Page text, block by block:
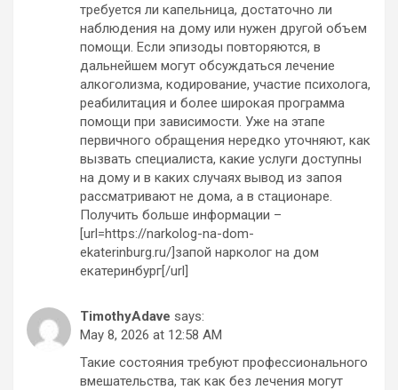
требуется ли капельница, достаточно ли
наблюдения на дому или нужен другой объем
помощи. Если эпизоды повторяются, в
дальнейшем могут обсуждаться лечение
алкоголизма, кодирование, участие психолога,
реабилитация и более широкая программа
помощи при зависимости. Уже на этапе
первичного обращения нередко уточняют, как
вызвать специалиста, какие услуги доступны
на дому и в каких случаях вывод из запоя
рассматривают не дома, а в стационаре.
Получить больше информации –
[url=https://narkolog-na-dom-
ekaterinburg.ru/]запой нарколог на дом
екатеринбург[/url]
TimothyAdave says:
May 8, 2026 at 12:58 AM
Такие состояния требуют профессионального
вмешательства, так как без лечения могут